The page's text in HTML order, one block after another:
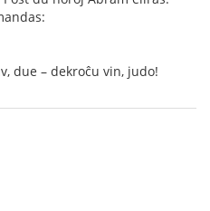
due – dekroĉu vin, judo!